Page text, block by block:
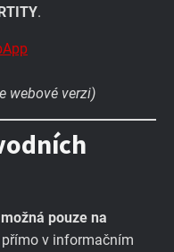
.
webové verzi)
pouze na
v informačním